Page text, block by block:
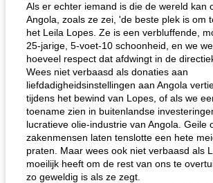
Als er echter iemand is die de wereld kan
Angola, zoals ze zei, 'de beste plek is om
het Leila Lopes. Ze is een verbluffende,
25-jarige, 5-voet-10 schoonheid, en we
hoeveel respect dat afdwingt in de
Wees niet verbaasd als donaties aan
liefdadigheidsinstellingen aan Angola
tijdens het bewind van Lopes, of als we
toename zien in buitenlandse
lucratieve olie-industrie van Angola. Geile
zakenmensen laten tenslotte een hete
praten. Maar wees ook niet verbaasd als
moeilijk heeft om de rest van ons te
zo geweldig is als ze zegt.